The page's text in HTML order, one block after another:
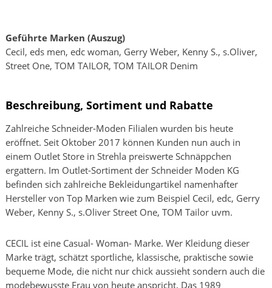
Geführte Marken (Auszug)
Cecil, eds men, edc woman, Gerry Weber, Kenny S., s.Oliver,
Street One, TOM TAILOR, TOM TAILOR Denim
Beschreibung, Sortiment und Rabatte
Zahlreiche Schneider-Moden Filialen wurden bis heute
eröffnet. Seit Oktober 2017 können Kunden nun auch in
einem Outlet Store in Strehla preiswerte Schnäppchen
ergattern. Im Outlet-Sortiment der Schneider Moden KG
befinden sich zahlreiche Bekleidungartikel namenhafter
Hersteller von Top Marken wie zum Beispiel Cecil, edc, Gerry
Weber, Kenny S., s.Oliver Street One, TOM Tailor uvm.
CECIL ist eine Casual- Woman- Marke. Wer Kleidung dieser
Marke trägt, schätzt sportliche, klassische, praktische sowie
bequeme Mode, die nicht nur chick aussieht sondern auch die
modebewusste Frau von heute anspricht. Das 1989